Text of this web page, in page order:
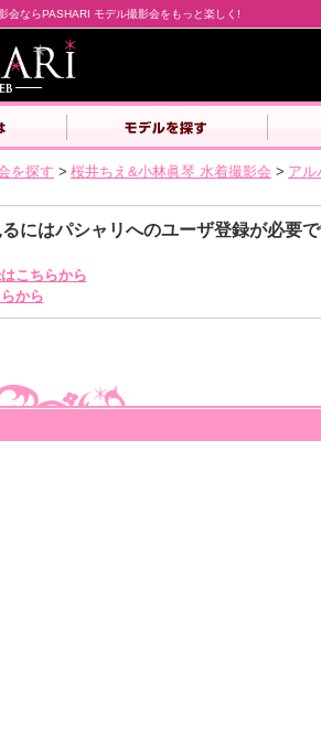
会ならPASHARI モデル撮影会をもっと楽しく!
を探す > 桜井ちえ&小林眞琴 水着撮影会 > アル
にはパシャリへのユーザ登録が必要
こちらから
から